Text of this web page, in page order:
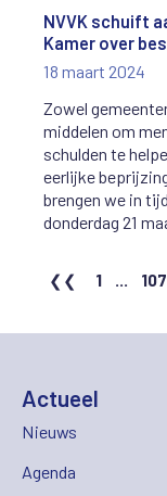
NVVK schuift
Kamer over
18 maart 2024
Zowel
middelen om
schulden te
eerlijke
brengen we in
donderdag 21
1 ... 107
Actueel
Nieuws
Agenda